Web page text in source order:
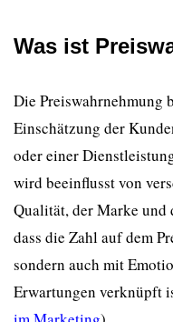
Was ist
Die Preiswahrnehmung
Einschätzung der
oder einer
wird beeinflusst von
Qualität, der Marke und
dass die Zahl auf dem
sondern auch mit
Erwartungen verknüpft